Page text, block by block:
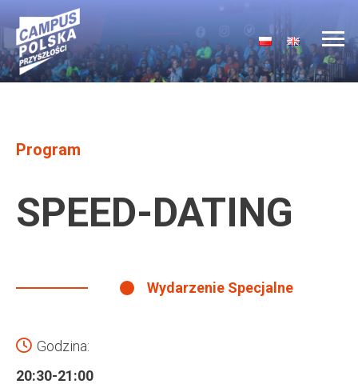
Main Navigation
Program
SPEED-DATING
Wydarzenie Specjalne
Godzina:
20:30-21:00